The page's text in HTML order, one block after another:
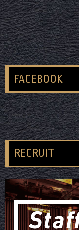
FACEBOOK
RECRUIT